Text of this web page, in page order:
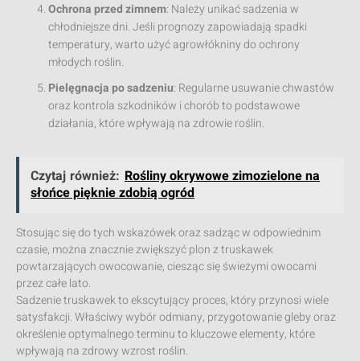
Ochrona przed zimnem: Należy unikać sadzenia w
chłodniejsze dni. Jeśli prognozy zapowiadają spadki
temperatury, warto użyć agrowłókniny do ochrony
młodych roślin.
Pielęgnacja po sadzeniu: Regularne usuwanie chwastów
oraz kontrola szkodników i chorób to podstawowe
działania, które wpływają na zdrowie roślin.
Czytaj również: Rośliny okrywowe zimozielone na
słońce pięknie zdobią ogród
Stosując się do tych wskazówek oraz sadząc w odpowiednim
czasie, można znacznie zwiększyć plon z truskawek
powtarzających owocowanie, ciesząc się świeżymi owocami
przez całe lato.
Sadzenie truskawek to ekscytujący proces, który przynosi wiele
satysfakcji. Właściwy wybór odmiany, przygotowanie gleby oraz
określenie optymalnego terminu to kluczowe elementy, które
wpływają na zdrowy wzrost roślin.